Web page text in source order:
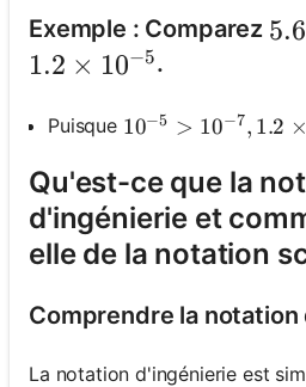
Exemple : Comparez 5.6
1.2 \times 10^{-5}
1.2 × 10−5.
Puisque 10^{-5}>10^{-7},
10−5 > 10−7, 1.2 ×
Qu'est-ce que la
d'ingénierie et
elle de la notation
Comprendre la
La notation d'ingénierie est